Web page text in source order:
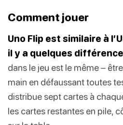
Comment jouer
Uno Flip est similaire à
il y a quelques
dans le jeu est le même –
main en défaussant toutes
distribue sept cartes à
les cartes restantes en pile,